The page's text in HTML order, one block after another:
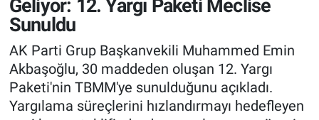
Geliyor: 12. Yargı Paketi Meclise
Sunuldu
AK Parti Grup Başkanvekili Muhammed Emin
Akbaşoğlu, 30 maddeden oluşan 12. Yargı
Paketi'nin TBMM'ye sunulduğunu açıkladı.
Yargılama süreçlerini hızlandırmayı hedefleyen
Süper Lig Puan Durumu ve Fikstür
Tüm Manşetler
Son Dakika Haberleri
Haber Arşivi